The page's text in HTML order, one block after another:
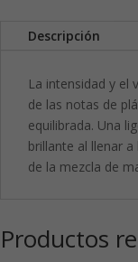
Descripción
La intensidad y el
de las notas de
equilibrada. Una
brillante al llenar
de la mezcla de
Productos